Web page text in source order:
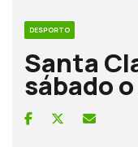
DESPORTO
Santa
sábado